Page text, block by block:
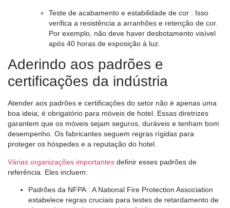
Teste de acabamento e estabilidade de cor : Isso
verifica a resistência a arranhões e retenção de cor.
Por exemplo, não deve haver desbotamento visível
após 40 horas de exposição à luz.
Aderindo aos padrões e
certificações da indústria
Atender aos padrões e certificações do setor não é apenas uma
boa ideia; é obrigatório para móveis de hotel. Essas diretrizes
garantem que os móveis sejam seguros, duráveis ​​e tenham bom
desempenho. Os fabricantes seguem regras rígidas para
proteger os hóspedes e a reputação do hotel.
Várias organizações importantes definir esses padrões de
referência. Eles incluem:
Padrões da NFPA : A National Fire Protection Association
estabelece regras cruciais para testes de retardamento de